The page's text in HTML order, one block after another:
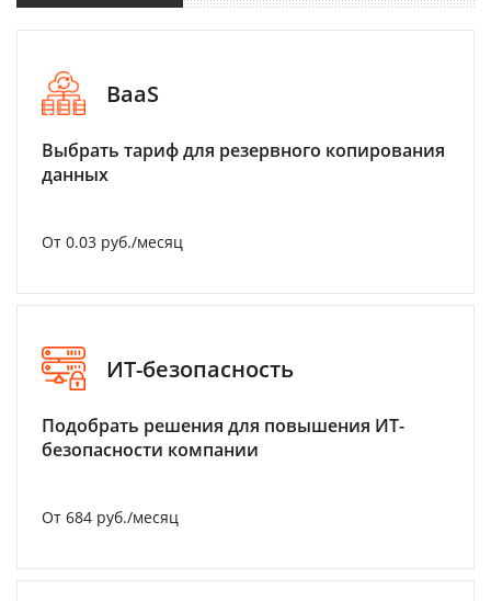
BaaS
Выбрать тариф для резервного копирования
данных
От 0.03 руб./месяц
ИТ-безопасность
Подобрать решения для повышения ИТ-
безопасности компании
От 684 руб./месяц